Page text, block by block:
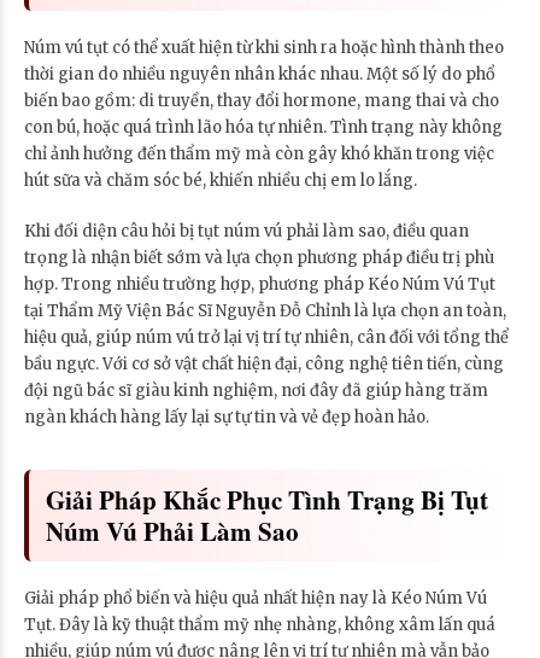
Núm vú tụt có thể xuất hiện từ khi sinh ra hoặc hình thành theo
thời gian do nhiều nguyên nhân khác nhau. Một số lý do phổ
biến bao gồm: di truyền, thay đổi hormone, mang thai và cho
con bú, hoặc quá trình lão hóa tự nhiên. Tình trạng này không
chỉ ảnh hưởng đến thẩm mỹ mà còn gây khó khăn trong việc
hút sữa và chăm sóc bé, khiến nhiều chị em lo lắng.
Khi đối diện câu hỏi bị tụt núm vú phải làm sao, điều quan
trọng là nhận biết sớm và lựa chọn phương pháp điều trị phù
hợp. Trong nhiều trường hợp, phương pháp Kéo Núm Vú Tụt
tại Thẩm Mỹ Viện Bác Sĩ Nguyễn Đỗ Chỉnh là lựa chọn an toàn,
hiệu quả, giúp núm vú trở lại vị trí tự nhiên, cân đối với tổng thể
bầu ngực. Với cơ sở vật chất hiện đại, công nghệ tiên tiến, cùng
đội ngũ bác sĩ giàu kinh nghiệm, nơi đây đã giúp hàng trăm
ngàn khách hàng lấy lại sự tự tin và vẻ đẹp hoàn hảo.
Giải Pháp Khắc Phục Tình Trạng Bị Tụt
Núm Vú Phải Làm Sao
Giải pháp phổ biến và hiệu quả nhất hiện nay là Kéo Núm Vú
Tụt. Đây là kỹ thuật thẩm mỹ nhẹ nhàng, không xâm lấn quá
nhiều, giúp núm vú được nâng lên vị trí tự nhiên mà vẫn bảo